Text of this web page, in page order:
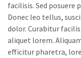
facilisis. Sed posuere
Donec leo tellus,
dolor. Curabitur
aliquet lorem.
efficitur pharetra,